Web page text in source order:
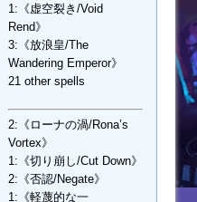
1:《虚空裂き/Void
Rend》
3:《放浪皇/The
Wandering Emperor》
21 other spells
2:《ローナの渦/Rona’s
Vortex》
1:《切り崩し/Cut Down》
2:《否認/Negate》
1:《軽蔑的な一